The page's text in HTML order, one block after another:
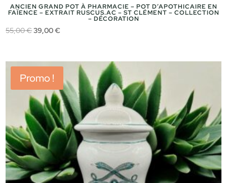
ANCIEN GRAND POT À PHARMACIE – POT D’APOTHICAIRE EN
FAÏENCE – EXTRAIT RUSCUS.AC – ST CLÉMENT – COLLECTION
– DÉCORATION
55,00€Le
était :
55,00 €.
39,00€Le
est :
39,00 €.
Promo !